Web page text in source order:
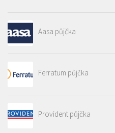
Aasa půjčka
Ferratum půjčka
Provident půjčka